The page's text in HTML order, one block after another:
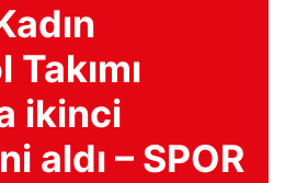
ikinci
aldı – SPOR